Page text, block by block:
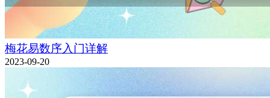
梅花易数序入门详解
2023-09-20